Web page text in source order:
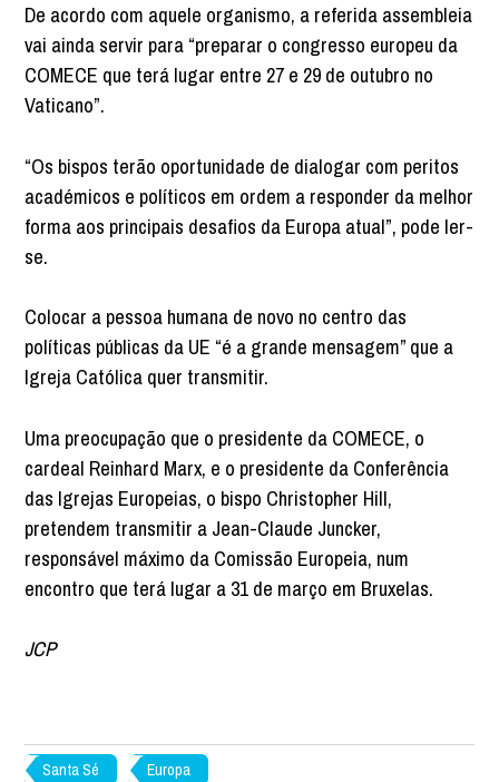
De acordo com aquele organismo, a referida assembleia
vai ainda servir para “preparar o congresso europeu da
COMECE que terá lugar entre 27 e 29 de outubro no
Vaticano”.
“Os bispos terão oportunidade de dialogar com peritos
académicos e políticos em ordem a responder da melhor
forma aos principais desafios da Europa atual”, pode ler-
se.
Colocar a pessoa humana de novo no centro das
políticas públicas da UE “é a grande mensagem” que a
Igreja Católica quer transmitir.
Uma preocupação que o presidente da COMECE, o
cardeal Reinhard Marx, e o presidente da Conferência
das Igrejas Europeias, o bispo Christopher Hill,
pretendem transmitir a Jean-Claude Juncker,
responsável máximo da Comissão Europeia, num
encontro que terá lugar a 31 de março em Bruxelas.
JCP
Santa Sé Europa